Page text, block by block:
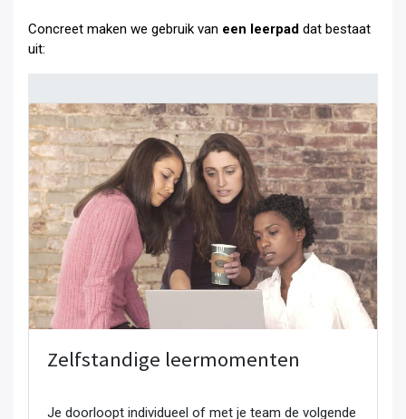
Concreet maken we gebruik van een leerpad dat bestaat
uit:
Zelfstandige leermomenten
Je doorloopt individueel of met je team de volgende